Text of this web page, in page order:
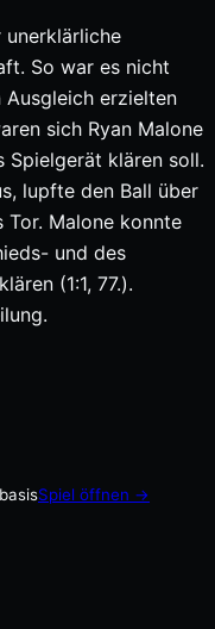
So war es nicht
erzielten
sich Ryan Malone
Spielgerät klären soll.
lupfte den Ball über
Tor. Malone konnte
und des
(1:1, 77.).
Spiel öffnen →